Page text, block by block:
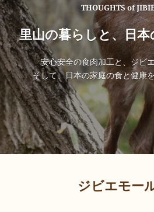
ン
ツ
に
移
動
す
る
THOUGHTS of
里山の暮らしと、日
安心安全の食肉加工と、ジビ
そして、日本の家庭の食と健康
ジビエモー